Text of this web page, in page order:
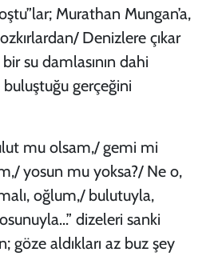
Murathan Mungan’a,
Denizlere çıkar
su damlasının dahi
gerçeğini
mu olsam,/ gemi mi
yosun mu yoksa?/ Ne o,
oğlum,/ bulutuyla,
dizeleri sanki
göze aldıkları az buz şey